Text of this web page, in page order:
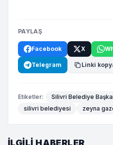
PAYLAŞ
Facebook X
Telegram Linki
Etiketler:
Silivri Belediye
silivri belediyesi
zeyna
İLGILI HABERLER